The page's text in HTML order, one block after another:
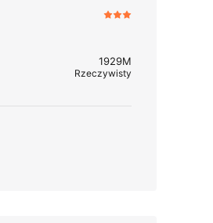
1929M
Rzeczywisty